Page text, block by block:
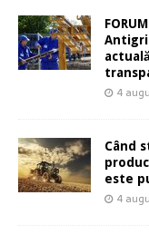
4
Când
este
4